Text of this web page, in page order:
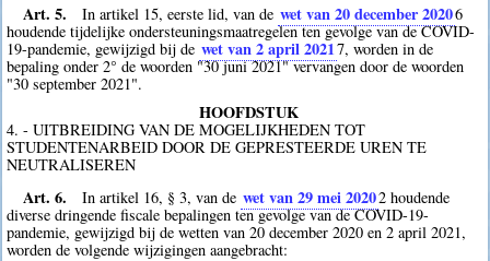
Art. 5. In artikel 15, eerste lid, van de wet van 20 december 20206
houdende tijdelijke ondersteuningsmaatregelen ten gevolge van de COVID-
19-pandemie, gewijzigd bij de wet van 2 april 20217, worden in de
bepaling onder 2° de woorden "30 juni 2021" vervangen door de woorden
"30 september 2021".
HOOFDSTUK
4. - UITBREIDING VAN DE MOGELIJKHEDEN TOT
STUDENTENARBEID DOOR DE GEPRESTEERDE UREN TE
NEUTRALISEREN
Art. 6. In artikel 16, § 3, van de wet van 29 mei 20202 houdende
diverse dringende fiscale bepalingen ten gevolge van de COVID-19-
pandemie, gewijzigd bij de wetten van 20 december 2020 en 2 april 2021,
worden de volgende wijzigingen aangebracht: